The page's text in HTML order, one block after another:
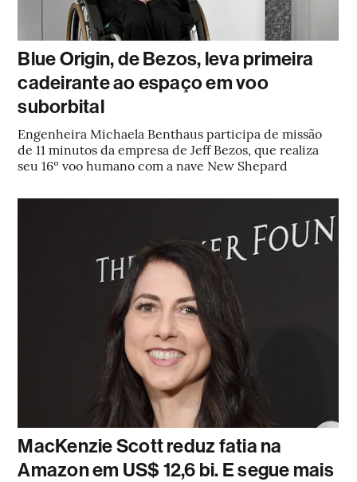
Blue Origin, de Bezos, leva primeira
cadeirante ao espaço em voo
suborbital
Engenheira Michaela Benthaus participa de missão
de 11 minutos da empresa de Jeff Bezos, que realiza
seu 16º voo humano com a nave New Shepard
MacKenzie Scott reduz fatia na
Amazon em US$ 12,6 bi. E segue mais